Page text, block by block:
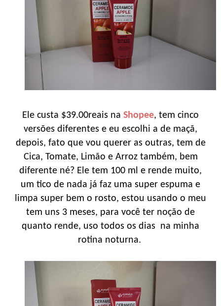
Ele custa $39.00reais na Shopee, tem cinco
versões diferentes e eu escolhi a de maçã,
depois, fato que vou querer as outras, tem de
Cica, Tomate, Limão e Arroz também, bem
diferente né? Ele tem 100 ml e rende muito,
um tico de nada já faz uma super espuma e
limpa super bem o rosto, estou usando o meu
tem uns 3 meses, para você ter noção de
quanto rende, uso todos os dias na minha
rotina noturna.